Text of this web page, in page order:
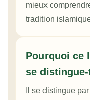
mieux
tradition
Pourquoi ce
se
Il se distingue